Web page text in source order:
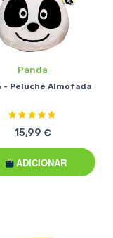
Panda
- Peluche Almofada
Classificação:
15,99 €
ADICIONAR